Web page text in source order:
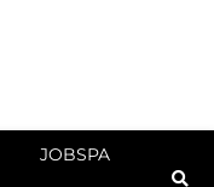
JOBSPA